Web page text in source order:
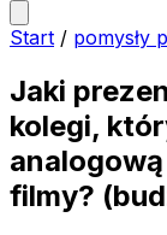
Start / pomysły
Jaki
kolegi,
filmy?